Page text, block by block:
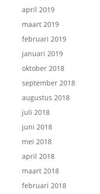
april 2019
maart 2019
februari 2019
januari 2019
oktober 2018
september 2018
augustus 2018
juli 2018
juni 2018
mei 2018
april 2018
maart 2018
februari 2018